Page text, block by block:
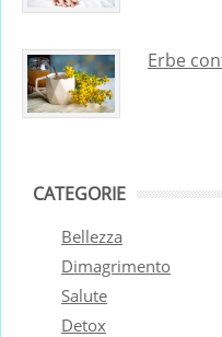
Erbe
CATEGORIE
Bellezza
Dimagrimento
Salute
Detox